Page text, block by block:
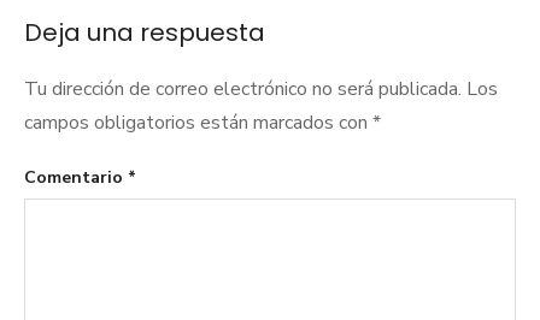
Deja una respuesta
Tu dirección de correo electrónico no será publicada. Los
campos obligatorios están marcados con *
Comentario *